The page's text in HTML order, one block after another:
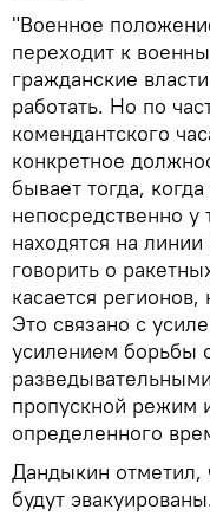
"Военное
переходит к
гражданские
работать. Но по
комендантского
конкретное
бывает тогда,
непосредственно у
находятся на
говорить о
касается
Это связано с
усилением борьбы
пропускной режим
определенного
Дандыкин отметил,
будут